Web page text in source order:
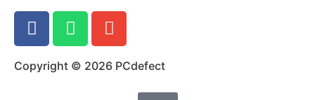
Copyright © 2026 PCdefect